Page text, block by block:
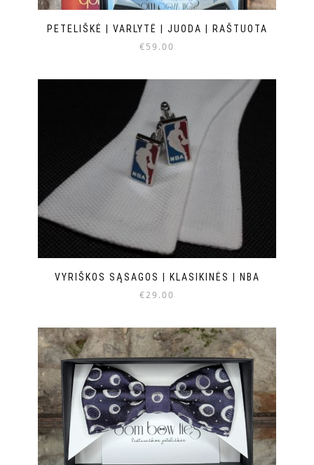
PETELIŠKĖ | VARLYTĖ | JUODA | RAŠTUOTA
€59.00
VYRIŠKOS SĄSAGOS | KLASIKINĖS | NBA
€29.00